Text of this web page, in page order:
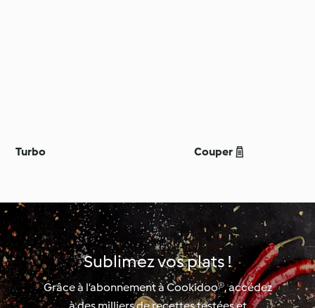
Turbo Couper 
Sublimez vos plats !
Grâce à l’abonnement à Cookidoo®, accédez
à des milliers de recettes testées et